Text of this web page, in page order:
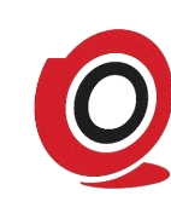
content